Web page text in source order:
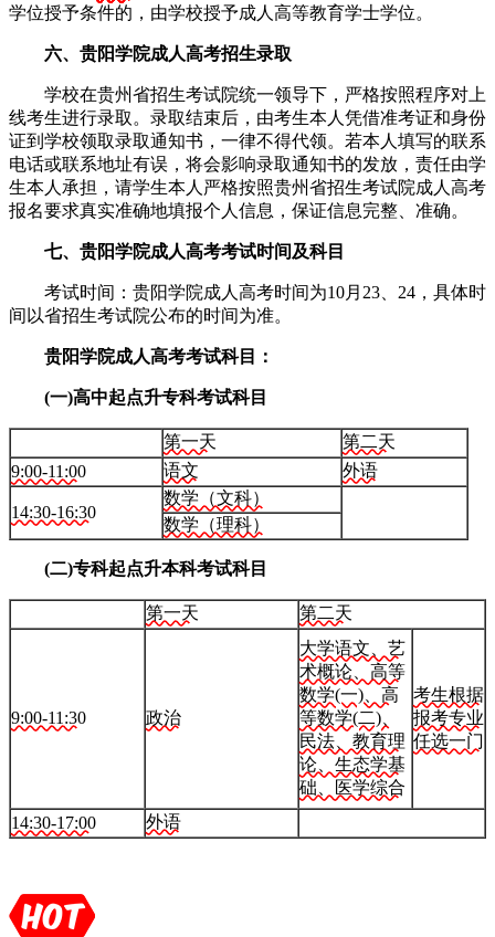
学位授予条件的，由学校授予成人高等教育学士学位。
六、贵阳学院成人高考招生录取
学校在贵州省招生考试院统一领导下，严格按照程序对上
线考生进行录取。录取结束后，由考生本人凭借准考证和身份
证到学校领取录取通知书，一律不得代领。若本人填写的联系
电话或联系地址有误，将会影响录取通知书的发放，责任由学
生本人承担，请学生本人严格按照贵州省招生考试院成人高考
报名要求真实准确地填报个人信息，保证信息完整、准确。
七、贵阳学院成人高考考试时间及科目
考试时间：贵阳学院成人高考时间为10月23、24，具体时
间以省招生考试院公布的时间为准。
贵阳学院成人高考考试科目：
(一)高中起点升专科考试科目
第一天
第二天
9:00-11:00
语文 外语
14:30-16:30
数学（文科）
数学（理科）
(二)专科起点升本科考试科目
第一天 第二天
9:00-11:30 政治
大学语文、艺
术概论、高等
数学(一)、高
等数学(二)、
民法、教育理
论、生态学基
础、医学综合
考生根据
报考专业
任选一门
14:30-17:00 外语